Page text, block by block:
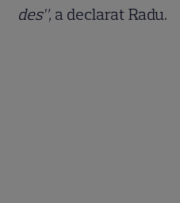
des”, a declarat Radu.